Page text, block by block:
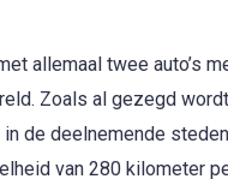
allemaal twee auto’s
Zoals al gezegd
de deelnemende
van 280 kilometer